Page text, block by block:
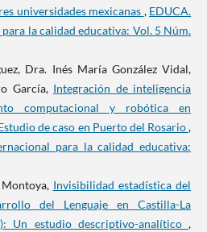
universidades mexicanas , EDUCA.
la calidad educativa: Vol. 5 Núm.
Dra. Inés María González Vidal,
García, Integración de inteligencia
computacional y robótica en
de caso en Puerto del Rosario,
para la calidad educativa:
Invisibilidad estadística del
del Lenguaje en Castilla-La
Un estudio descriptivo-analítico,